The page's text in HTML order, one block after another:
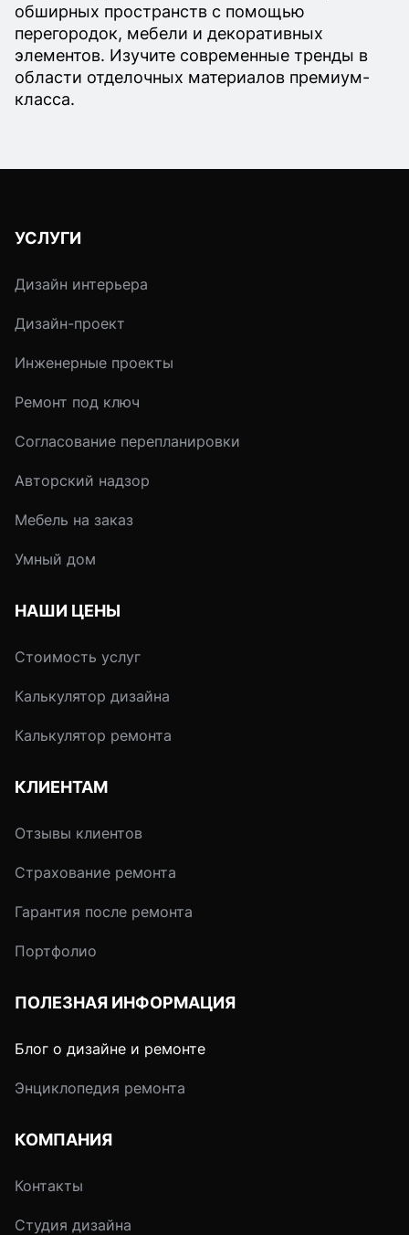
обширных пространств с помощью
перегородок, мебели и декоративных
элементов. Изучите современные тренды в
области отделочных материалов премиум-
класса.
УСЛУГИ
Дизайн интерьера
Дизайн-проект
Инженерные проекты
Ремонт под ключ
Согласование перепланировки
Авторский надзор
Мебель на заказ
Умный дом
НАШИ ЦЕНЫ
Стоимость услуг
Калькулятор дизайна
Калькулятор ремонта
КЛИЕНТАМ
Отзывы клиентов
Страхование ремонта
Гарантия после ремонта
Портфолио
ПОЛЕЗНАЯ ИНФОРМАЦИЯ
Блог о дизайне и ремонте
Энциклопедия ремонта
КОМПАНИЯ
Контакты
Студия дизайна